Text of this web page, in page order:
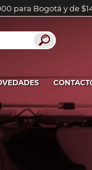
para Bogotá y de